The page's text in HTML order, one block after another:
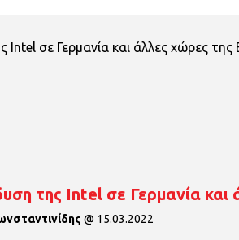
της Intel σε Γερμανία
@ 15.03.2022